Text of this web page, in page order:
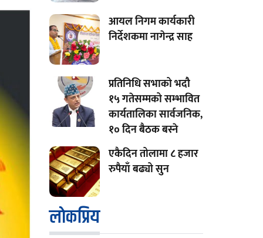
आयल निगम कार्यकारी
निर्देशकमा नागेन्द्र साह
प्रतिनिधि सभाको भदौ
१५ गतेसम्मको सम्भावित
कार्यतालिका सार्वजनिक,
१० दिन बैठक बस्ने
एकैदिन तोलामा ८ हजार
रुपैयाँ बढ्यो सुन
लाेकप्रिय